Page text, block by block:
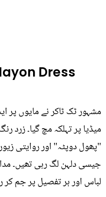
Dress
مشہور ٹک ٹاکر نے مایوں پر
میڈیا پر تہلکہ مچ گیا۔ زرد
"پھول دوپٹہ" اور روایتی
جیسی دلہن لگ رہی تھیں۔
لباس اور ہر تفصیل پر جم کر